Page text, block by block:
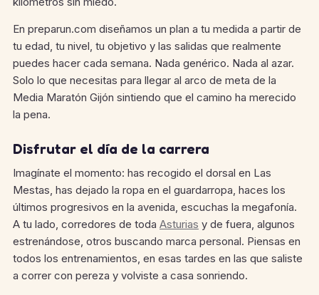
En preparun.com diseñamos un plan a tu medida a partir de
tu edad, tu nivel, tu objetivo y las salidas que realmente
puedes hacer cada semana. Nada genérico. Nada al azar.
Solo lo que necesitas para llegar al arco de meta de la
Media Maratón Gijón sintiendo que el camino ha merecido
la pena.
Disfrutar el día de la carrera
Imagínate el momento: has recogido el dorsal en Las
Mestas, has dejado la ropa en el guardarropa, haces los
últimos progresivos en la avenida, escuchas la megafonía.
A tu lado, corredores de toda Asturias y de fuera, algunos
estrenándose, otros buscando marca personal. Piensas en
todos los entrenamientos, en esas tardes en las que saliste
a correr con pereza y volviste a casa sonriendo.